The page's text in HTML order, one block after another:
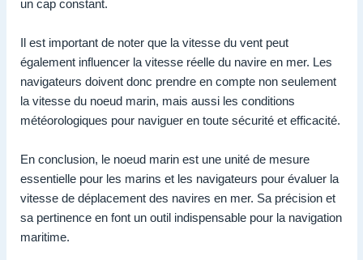
un cap constant.
Il est important de noter que la vitesse du vent peut
également influencer la vitesse réelle du navire en mer. Les
navigateurs doivent donc prendre en compte non seulement
la vitesse du noeud marin, mais aussi les conditions
météorologiques pour naviguer en toute sécurité et efficacité.
En conclusion, le noeud marin est une unité de mesure
essentielle pour les marins et les navigateurs pour évaluer la
vitesse de déplacement des navires en mer. Sa précision et
sa pertinence en font un outil indispensable pour la navigation
maritime.